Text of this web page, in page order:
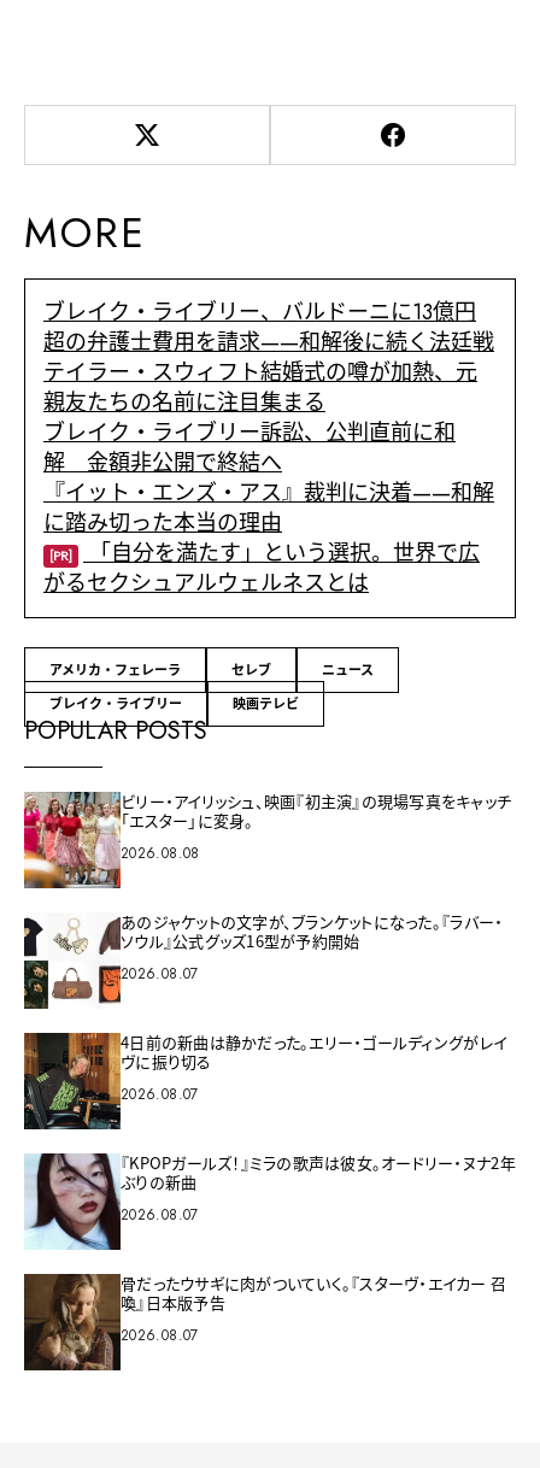
MORE
ブレイク・ライブリー、バルドーニに13億円
超の弁護士費用を請求——和解後に続く法廷戦
テイラー・スウィフト結婚式の噂が加熱、元
親友たちの名前に注目集まる
ブレイク・ライブリー訴訟、公判直前に和
解 金額非公開で終結へ
『イット・エンズ・アス』裁判に決着——和解
に踏み切った本当の理由
[PR] 「自分を満たす」という選択。世界で広
がるセクシュアルウェルネスとは
アメリカ・フェレーラ セレブ
ニュース
ブレイク・ライブリー
映画テレビ
POPULAR POSTS
ビリー・アイリッシュ、映画『初主演』の現場写真をキャッチ
「エスター」に変身。
2026.08.08
あのジャケットの文字が、ブランケットになった。『ラバー・
ソウル』公式グッズ16型が予約開始
2026.08.07
4日前の新曲は静かだった。エリー・ゴールディングがレイ
ヴに振り切る
2026.08.07
『KPOPガールズ！』ミラの歌声は彼女。オードリー・ヌナ2年
ぶりの新曲
2026.08.07
骨だったウサギに肉がついていく。『スターヴ・エイカー 召
喚』日本版予告
2026.08.07